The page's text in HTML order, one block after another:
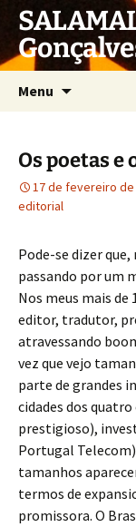
Pular
para
o
conteúdo
Menu
Os poetas
17 de fevereiro de
editorial
Pode-se dizer
passando por um
Nos meus mais
editor, tradutor,
atravessando
vez que vejo
parte de grandes
cidades dos
prestigioso),
Portugal
tamanhos
termos de
promissora. O